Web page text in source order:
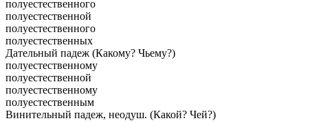
полуестественного
полуестественной
полуестественного
полуестественных
Дательный падеж (Какому? Чьему?)
полуестественному
полуестественной
полуестественному
полуестественным
Винительный падеж, неодуш. (Какой? Чей?)